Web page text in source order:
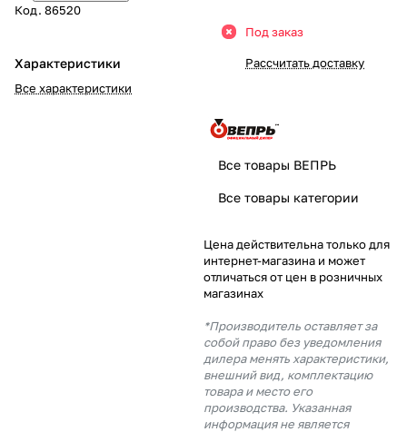
Код. 86520
Характеристики
Все характеристики
Под заказ
Рассчитать доставку
Все товары ВЕПРЬ
Все товары категории
Цена действительна только для
интернет-магазина и может
отличаться от цен в розничных
магазинах
*Производитель оставляет за
собой право без уведомления
дилера менять характеристики,
внешний вид, комплектацию
товара и место его
производства. Указанная
информация не является
% картой любого банка
% будут
с вашей карты